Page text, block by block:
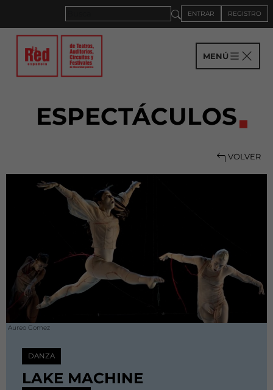
ENTRAR REGISTRO
MENÚ
ESPECTÁCULOS
VOLVER
Aureo Gomez
DANZA
LAKE MACHINE